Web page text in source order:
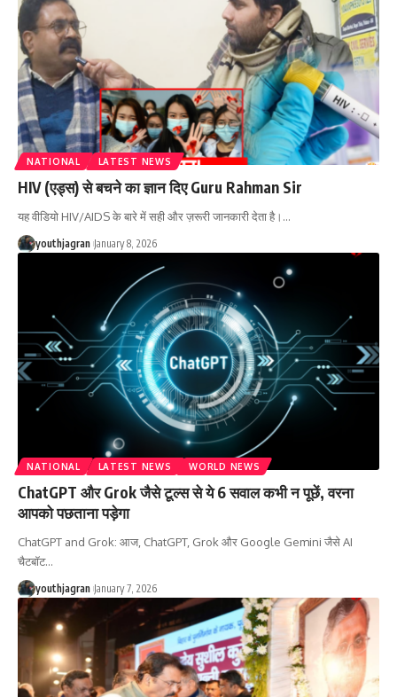
NATIONAL LATEST NEWS
HIV (एड्स) से बचने का ज्ञान दिए Guru Rahman Sir
यह वीडियो HIV/AIDS के बारे में सही और ज़रूरी जानकारी देता है। …
youthjagran January 8, 2026
NATIONAL LATEST NEWS WORLD NEWS
ChatGPT और Grok जैसे टूल्स से ये 6 सवाल कभी न पूछें, वरना
आपको पछताना पड़ेगा
ChatGPT and Grok: आज, ChatGPT, Grok और Google Gemini जैसे AI
चैटबॉट…
youthjagran January 7, 2026